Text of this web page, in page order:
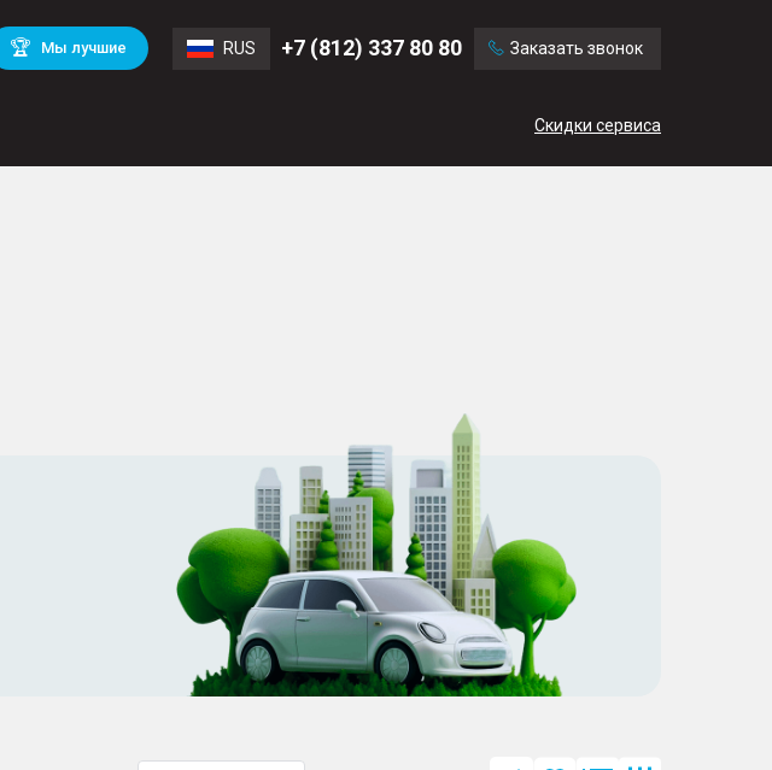
🏆 Мы лучшие RUS +7 (812) 337 80 80 Заказать звонок
Скидки сервиса
BMW
Volvo